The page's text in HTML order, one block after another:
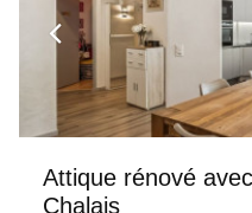
Attique rénové
Chalais